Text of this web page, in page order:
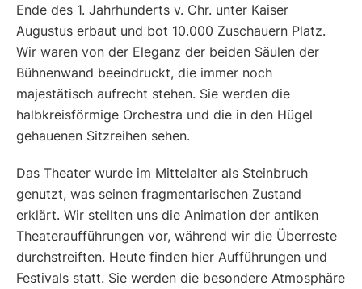
Ende des 1. Jahrhunderts v. Chr. unter Kaiser
Augustus erbaut und bot 10.000 Zuschauern Platz.
Wir waren von der Eleganz der beiden Säulen der
Bühnenwand beeindruckt, die immer noch
majestätisch aufrecht stehen. Sie werden die
halbkreisförmige Orchestra und die in den Hügel
gehauenen Sitzreihen sehen.
Das Theater wurde im Mittelalter als Steinbruch
genutzt, was seinen fragmentarischen Zustand
erklärt. Wir stellten uns die Animation der antiken
Theateraufführungen vor, während wir die Überreste
durchstreiften. Heute finden hier Aufführungen und
Festivals statt. Sie werden die besondere Atmosphäre